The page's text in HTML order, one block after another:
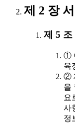
제 2 장
제 5
①
육
②
을
요
사
정